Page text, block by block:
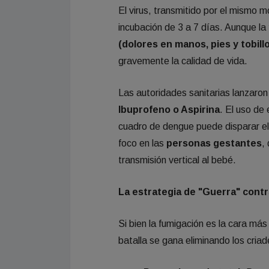
El virus, transmitido por el mismo
incubación de 3 a 7 días. Aunque
(dolores en manos, pies y
gravemente la calidad de vida.
Las autoridades sanitarias
Ibuprofeno o Aspirina. El uso de
cuadro de dengue puede disparar
foco en las personas gestantes,
transmisión vertical al bebé.
La estrategia de "Guerra"
Si bien la fumigación es la cara
batalla se gana eliminando los